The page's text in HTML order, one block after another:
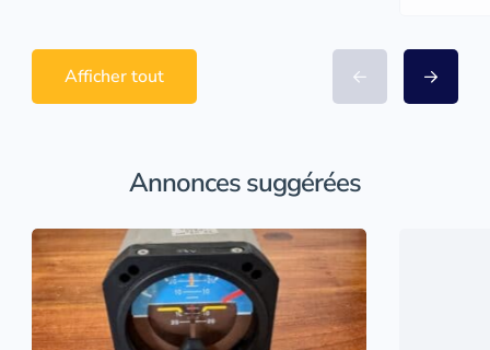
Afficher tout
Annonces suggérées